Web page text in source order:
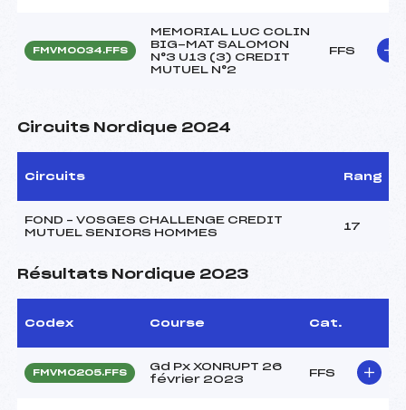
FMVM0034.FFS
MEMORIAL LUC COLIN
BIG-MAT SALOMON
N°3 U13 (3) CREDIT
MUTUEL N°2
FFS
Circuits Nordique 2024
Circuits Rang
FOND – VOSGES CHALLENGE CREDIT
MUTUEL SENIORS HOMMES
17
Résultats Nordique 2023
Codex Course Cat.
FMVM0205.FFS
Gd Px XONRUPT 26
février 2023
FFS